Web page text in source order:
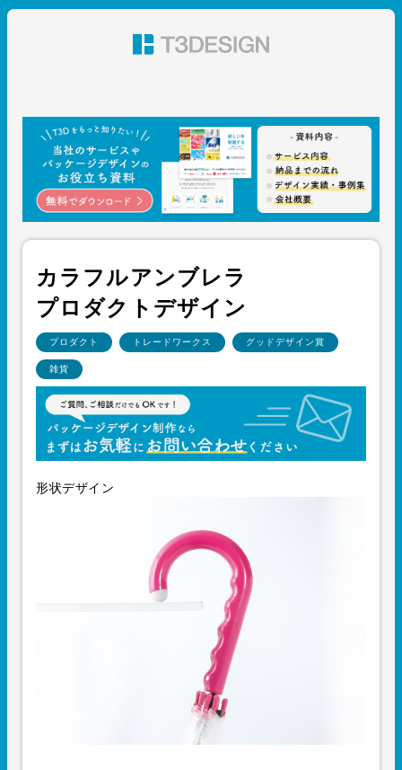
ン 株式会社T3デザイン
カラフルアンブレラ
プロダクトデザイン
プロダクト トレードワークス グッドデザイン賞
雑貨
形状デザイン